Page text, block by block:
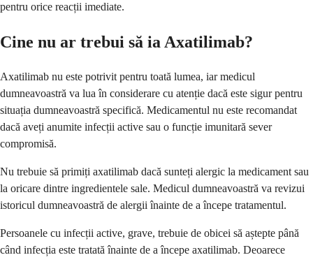
pentru orice reacții imediate.
Cine nu ar trebui să ia Axatilimab?
Axatilimab nu este potrivit pentru toată lumea, iar medicul
dumneavoastră va lua în considerare cu atenție dacă este sigur pentru
situația dumneavoastră specifică. Medicamentul nu este recomandat
dacă aveți anumite infecții active sau o funcție imunitară sever
compromisă.
Nu trebuie să primiți axatilimab dacă sunteți alergic la medicament sau
la oricare dintre ingredientele sale. Medicul dumneavoastră va revizui
istoricul dumneavoastră de alergii înainte de a începe tratamentul.
Persoanele cu infecții active, grave, trebuie de obicei să aștepte până
când infecția este tratată înainte de a începe axatilimab. Deoarece